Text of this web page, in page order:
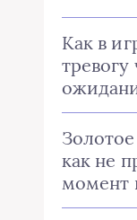
Как в
тревогу
как не
момент